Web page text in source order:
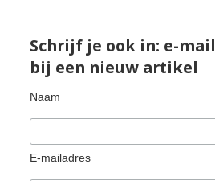
Schrijf je ook in: e-mail
bij een nieuw artikel
Naam
E-mailadres